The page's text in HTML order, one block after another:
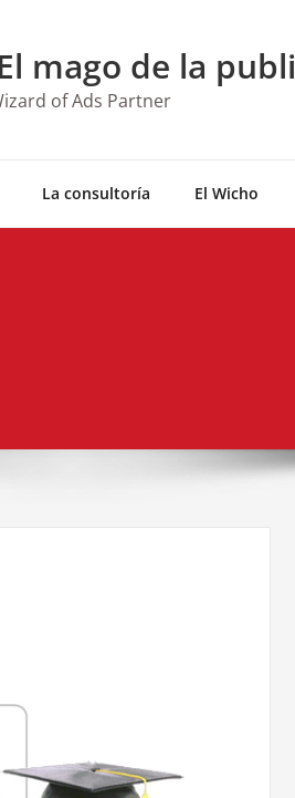
mago de la
of Ads Partner
La consultoría El Wicho